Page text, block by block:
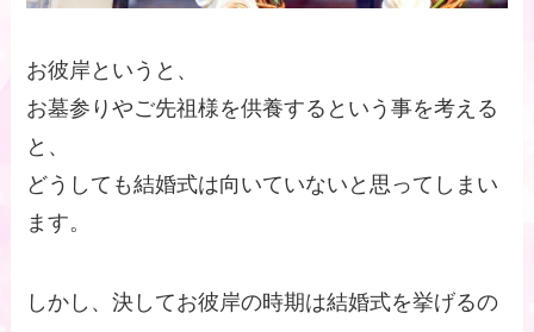
お彼岸というと、
お墓参りやご先祖様を供養するという事を考える
と、
どうしても結婚式は向いていないと思ってしまい
ます。
しかし、決してお彼岸の時期は結婚式を挙げるの